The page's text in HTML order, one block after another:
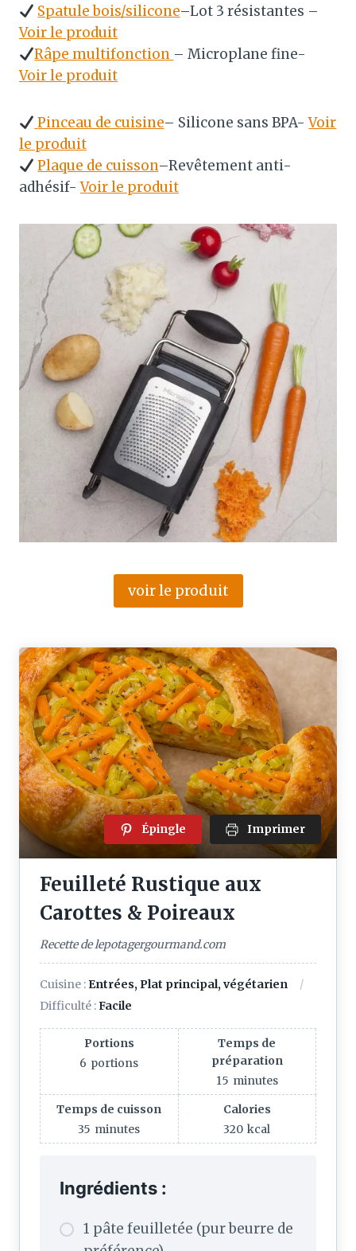
Spatule bois/silicone–Lot 3 résistantes –
Voir le produit
Râpe multifonction – Microplane fine-
Voir le produit
Pinceau de cuisine– Silicone sans BPA-Voir
le produit
Plaque de cuisson–Revêtement anti-
adhésif-Voir le produit
voir le produit
Épingle Imprimer
Feuilleté Rustique aux
Carottes & Poireaux
Recette de lepotagergourmand.com
Cuisine : Entrées, Plat principal, végétarien
Difficulté :Facile
Portions
6 portions
Temps de
préparation
15 minutes
Temps de cuisson
35 minutes
Calories
320 kcal
Ingrédients :
1 pâte feuilletée (pur beurre de